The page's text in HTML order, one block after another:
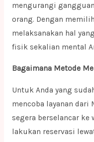
mengurangi
orang. Dengan
melaksanakan hal
fisik sekalian mental
Bagaimana Metode
Untuk Anda yang
mencoba layanan dari
segera berselancar ke
lakukan reservasi